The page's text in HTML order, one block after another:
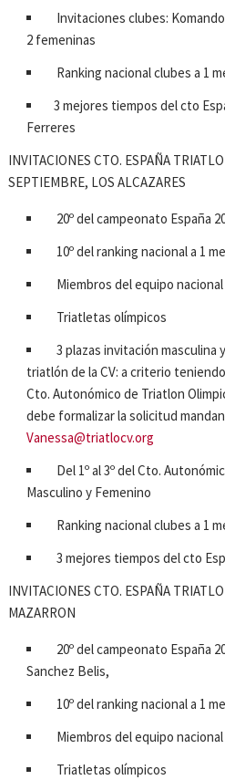
Invitaciones clubes:
2 femeninas
Ranking nacional clubes a 1
3 mejores tiempos del cto
Ferreres
INVITACIONES CTO. ESPAÑA
SEPTIEMBRE, LOS ALCAZARES
20º del campeonato España
10º del ranking nacional a 1
Miembros del equipo
Triatletas olímpicos
3 plazas invitación masculina
triatlón de la CV: a criterio
Cto. Autonómico de Triatlon
debe formalizar la solicitud
Vanessa@triatlocv.org
Del 1º al 3º del Cto.
Masculino y Femenino
Ranking nacional clubes a 1
3 mejores tiempos del cto
INVITACIONES CTO. ESPAÑA
MAZARRON
20º del campeonato España
Sanchez Belis,
10º del ranking nacional a 1
Miembros del equipo
Triatletas olímpicos